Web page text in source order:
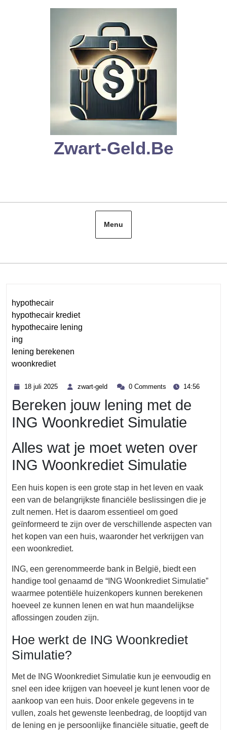
Zwart-Geld.be
Menu
hypothecair
hypothecair krediet
hypothecaire lening
ing
lening berekenen
woonkrediet
18 juli 2025
2025
zwart-geld
zwart- 0 Comments 14:56
Bereken jouw lening met de
ING Woonkrediet Simulatie
Alles wat je moet weten over
ING Woonkrediet Simulatie
Een huis kopen is een grote stap in het leven en vaak
een van de belangrijkste financiële beslissingen die je
zult nemen. Het is daarom essentieel om goed
geïnformeerd te zijn over de verschillende aspecten van
het kopen van een huis, waaronder het verkrijgen van
een woonkrediet.
ING, een gerenommeerde bank in België, biedt een
handige tool genaamd de “ING Woonkrediet Simulatie”
waarmee potentiële huizenkopers kunnen berekenen
hoeveel ze kunnen lenen en wat hun maandelijkse
aflossingen zouden zijn.
Hoe werkt de ING Woonkrediet
Simulatie?
Met de ING Woonkrediet Simulatie kun je eenvoudig en
snel een idee krijgen van hoeveel je kunt lenen voor de
aankoop van een huis. Door enkele gegevens in te
vullen, zoals het gewenste leenbedrag, de looptijd van
de lening en je persoonlijke financiële situatie, geeft de